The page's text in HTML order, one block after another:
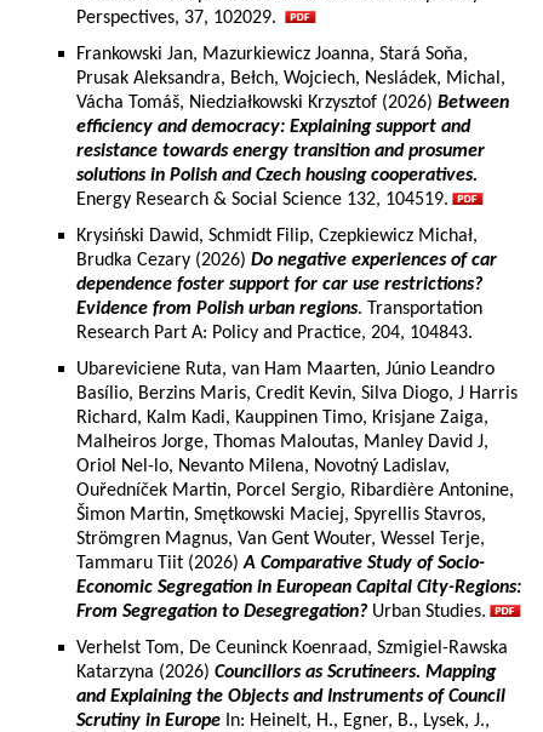
Perspectives, 37, 102029.
Frankowski Jan, Mazurkiewicz Joanna, Stará Soňa,
Prusak Aleksandra, Bełch, Wojciech, Nesládek, Michal,
Vácha Tomáš, Niedziałkowski Krzysztof (2026) Between
efficiency and democracy: Explaining support and
resistance towards energy transition and prosumer
solutions in Polish and Czech housing cooperatives.
Energy Research & Social Science 132, 104519.
Krysiński Dawid, Schmidt Filip, Czepkiewicz Michał,
Brudka Cezary (2026) Do negative experiences of car
dependence foster support for car use restrictions?
Evidence from Polish urban regions. Transportation
Research Part A: Policy and Practice, 204, 104843.
Ubareviciene Ruta, van Ham Maarten, Júnio Leandro
Basílio, Berzins Maris, Credit Kevin, Silva Diogo, J Harris
Richard, Kalm Kadi, Kauppinen Timo, Krisjane Zaiga,
Malheiros Jorge, Thomas Maloutas, Manley David J,
Oriol Nel-lo, Nevanto Milena, Novotný Ladislav,
Ouředníček Martin, Porcel Sergio, Ribardière Antonine,
Šimon Martin, Smętkowski Maciej, Spyrellis Stavros,
Strömgren Magnus, Van Gent Wouter, Wessel Terje,
Tammaru Tiit (2026)A Comparative Study of Socio-
Economic Segregation in European Capital City-Regions:
From Segregation to Desegregation? Urban Studies.
Verhelst Tom, De Ceuninck Koenraad, Szmigiel-Rawska
Katarzyna (2026) Councillors as Scrutineers. Mapping
and Explaining the Objects and Instruments of Council
Scrutiny in Europe In: Heinelt, H., Egner, B., Lysek, J.,